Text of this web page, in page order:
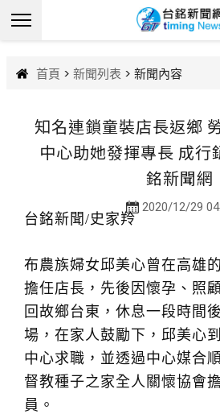
首頁 > 新聞列表 > 新聞內容
知名連鎖童裝店長返鄉
中心助她發揮專長 成行
銘新聞網
2020/12/29
台銘新聞/史家羚
布農族婦女邱美心曾在高雄
擔任店長，先後因懷孕、照
回故鄉台東，休息一段時間
場，在家人鼓勵下，邱美心
中心求職，並透過中心媒合
督教種子之家全人關懷協會
員。